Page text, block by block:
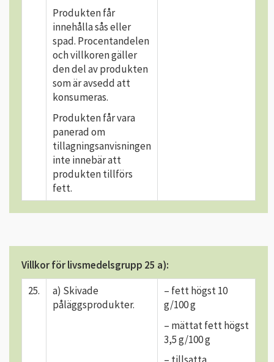
Produkten får
innehålla sås eller
spad. Procentandelen
och villkoren gäller
den del av produkten
som är avsedd att
konsumeras.
Produkten får vara
panerad om
tillagningsanvisningen
inte innebär att
produkten tillförs
fett.
Villkor för livsmedelsgrupp 25 a):
25.
a) Skivade
påläggsprodukter.
– fett högst 10
g/100 g
– mättat fett högst
3,5 g/100 g